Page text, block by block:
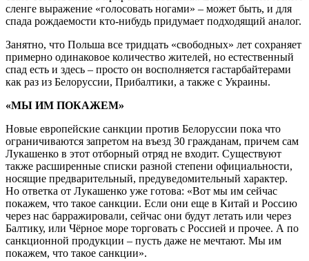
сленге выражение «голосовать ногами» – может быть, и для
спада рождаемости кто-нибудь придумает подходящий аналог.
Занятно, что Польша все тридцать «свободных» лет сохраняет
примерно одинаковое количество жителей, но естественный
спад есть и здесь – просто он восполняется гастарбайтерами
как раз из Белоруссии, Прибалтики, а также с Украины.
«МЫ ИМ ПОКАЖЕМ»
Новые европейские санкции против Белоруссии пока что
ограничиваются запретом на въезд 30 гражданам, причем сам
Лукашенко в этот отборный отряд не входит. Существуют
также расширенные списки разной степени официальности,
носящие предварительный, предуведомительный характер.
Но ответка от Лукашенко уже готова: «Вот мы им сейчас
покажем, что такое санкции. Если они еще в Китай и Россию
через нас барражировали, сейчас они будут летать или через
Балтику, или Чёрное море торговать с Россией и прочее. А по
санкционной продукции – пусть даже не мечтают. Мы им
покажем, что такое санкции».